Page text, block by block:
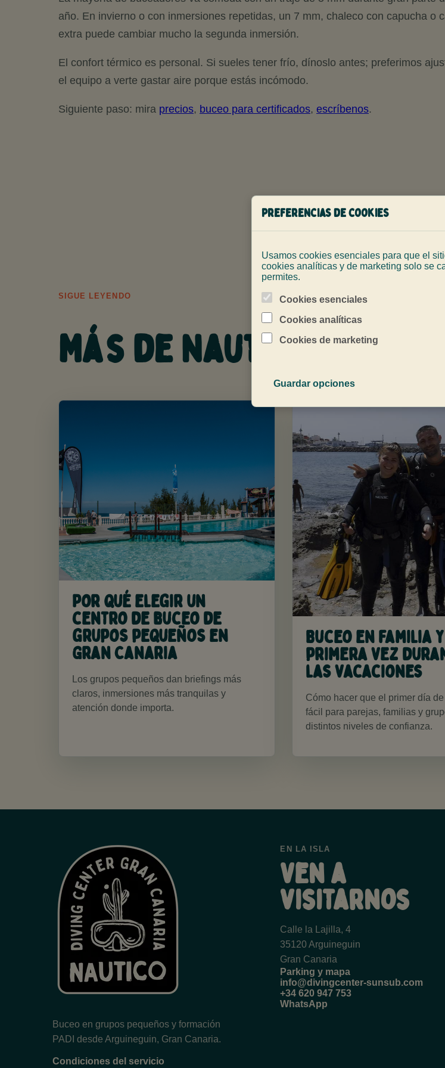
año. En invierno o con inmersiones repetidas, un 7 mm, chaleco con capucha o
extra puede cambiar mucho la segunda inmersión.
El confort térmico es personal. Si sueles tener frío, dínoslo antes; preferimos
el equipo a verte gastar aire porque estás incómodo.
Siguiente paso: mira precios, buceo para certificados, escríbenos.
SIGUE LEYENDO
Más de Nautico
Por qué elegir un
centro de buceo de
grupos pequeños en
Gran Canaria
Los grupos pequeños dan briefings más
claros, inmersiones más tranquilas y
atención donde importa.
Buceo en familia y
primera vez
las vacaciones
Cómo hacer que el primer día
fácil para parejas, familias y
distintos niveles de confianza.
Buceo en grupos pequeños y formación
PADI desde Arguineguin, Gran Canaria.
Condiciones del servicio
EN LA ISLA
Ven a
visitarnos
Calle la Lajilla, 4
35120 Arguineguin
Gran Canaria
Parking y mapa
info@divingcenter-sunsub.com
+34 620 947 753
WhatsApp
Preferencias de cookies
Usamos cookies esenciales para que el
cookies analíticas y de marketing solo se
permites.
Cookies esenciales
Cookies analíticas
Cookies de marketing
Guardar opciones